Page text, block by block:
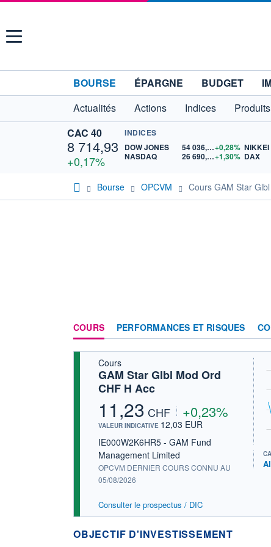
Menu
BOURSE ÉPARGNE BUDGET
Actualités
Actions Indices
CAC 40
8 714,93
+0,17%
INDICES
DOW JONES
54 036,93+0,28%
NASDAQ
26 690,62+1,30%
NIKKEI
DAX
Bourse OPCVM Cours GAM Star
COURS PERFORMANCES ET RISQUES
Cours
GAM Star Glbl Mod Ord
CHF H Acc
11,23 CHF +0,23%
VALEUR INDICATIVE 12,03 EUR
IE000W2K6HR5 - GAM Fund
Management Limited
OPCVM DERNIER COURS CONNU AU
05/08/2026
Consulter le prospectus / DIC
OBJECTIF D'INVESTISSEMENT